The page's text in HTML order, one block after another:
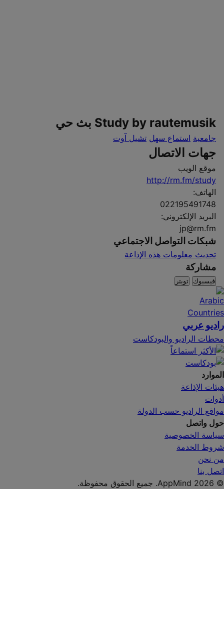
Study by rautemusik بث حي
جامعية استماع سهل تشيل آوت
جهات الاتصال
موقع الويب
http://rm.fm/study
الهاتف:
022195491748
البريد الإلكتروني:
jp@rm.fm
شبكات التواصل الاجتماعي
تحديث معلومات هذه الإذاعة
مشاركة
فيسبوك تويتر
راديو عربي
محطات الراديو والبودكاست
الموارد
هيئات الإذاعة
أدوات
مواقع الراديو حسب الدولة
حول واتصل
سياسة الخصوصية
شروط الخدمة
من نحن
اتصل بنا
© AppMind 2026. جميع الحقوق محفوظة.